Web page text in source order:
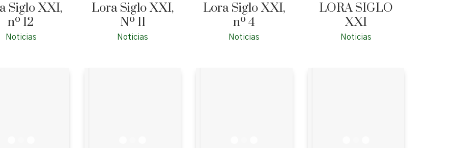
Siglo XXI,
nº 12
Noticias
Lora Siglo XXI,
Nº 11
Noticias
Lora Siglo XXI,
nº 4
Noticias
LORA SIGLO
XXI
Noticias